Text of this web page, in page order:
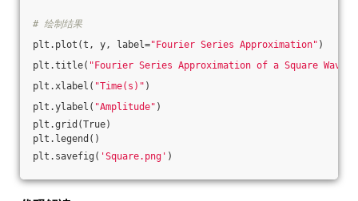
# 绘制结果
plt.plot(t, y, label="Fourier Series Approximation" )
plt.title( "Fourier Series Approximation of a Square Wave"
plt.xlabel( "Time(s)" )
plt.ylabel( "Amplitude" )
plt.grid(True)
plt.legend()
plt.savefig( 'Square.png' )